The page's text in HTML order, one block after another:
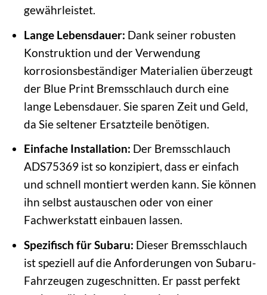
gewährleistet.
Lange Lebensdauer: Dank seiner robusten
Konstruktion und der Verwendung
korrosionsbeständiger Materialien überzeugt
der Blue Print Bremsschlauch durch eine
lange Lebensdauer. Sie sparen Zeit und Geld,
da Sie seltener Ersatzteile benötigen.
Einfache Installation: Der Bremsschlauch
ADS75369 ist so konzipiert, dass er einfach
und schnell montiert werden kann. Sie können
ihn selbst austauschen oder von einer
Fachwerkstatt einbauen lassen.
Spezifisch für Subaru: Dieser Bremsschlauch
ist speziell auf die Anforderungen von Subaru-
Fahrzeugen zugeschnitten. Er passt perfekt